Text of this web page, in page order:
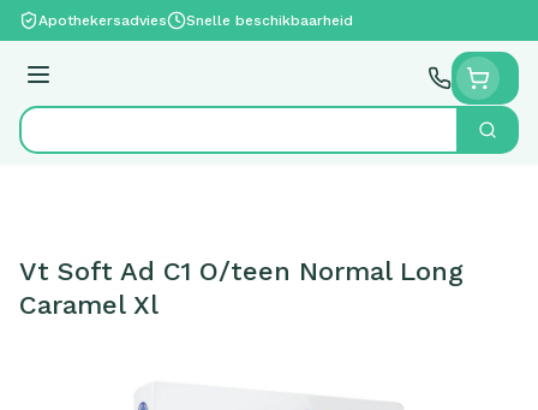
Ga naar de inhoud
Apothekersadvies Snelle beschikbaarheid
Menu
Product, merk, categorie... Zoek
Vt Soft Ad C1 O/teen Normal Long
Caramel Xl